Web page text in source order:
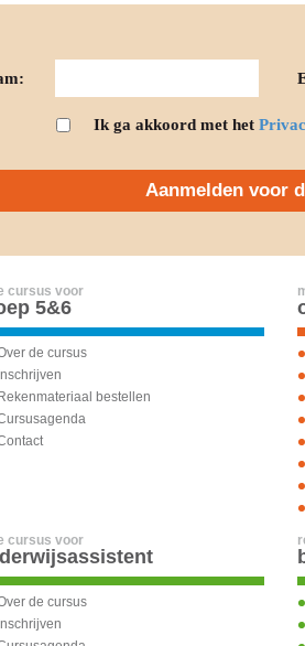
Ik ga akkoord met het
Aanmelden voor
cursus voor
5&6
de cursus
Inschrijven
Rekenmateriaal bestellen
cursus voor
de cursus
Inschrijven